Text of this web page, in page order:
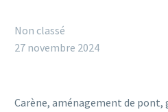
Non classé
27 novembre 2024
Carène, aménagement de